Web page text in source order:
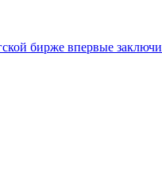
бирже впервые